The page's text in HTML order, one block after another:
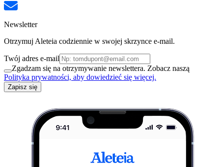
Newsletter
Otrzymuj Aleteia codziennie w swojej skrzynce e-mail.
Twój adres e-mail
Zgadzam się na otrzymywanie newslettera. Zobacz naszą
Polityka prywatności, aby dowiedzieć się więcej.
Zapisz się